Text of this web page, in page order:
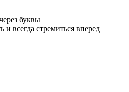
буквы
всегда стремиться вперед